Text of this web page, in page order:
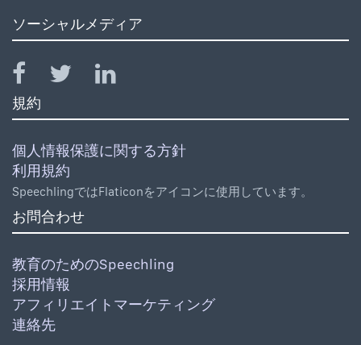
ソーシャルメディア
規約
個人情報保護に関する方針
利用規約
SpeechlingではFlaticonをアイコンに使用しています。
お問合わせ
教育のためのSpeechling
採用情報
アフィリエイトマーケティング
連絡先